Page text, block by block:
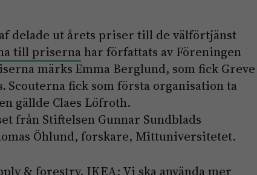
delade ut årets priser till de välförtjänst
till prisernahar författats av Föreningen
märks Emma Berglund, som fick Greve
. Scouterna fick som första organisation ta
gällde Claes Löfroth.
från Stiftelsen Gunnar Sundblads
Öhlund, forskare, Mittuniversitetet.
& forestry, IKEA: Vi ska använda mer